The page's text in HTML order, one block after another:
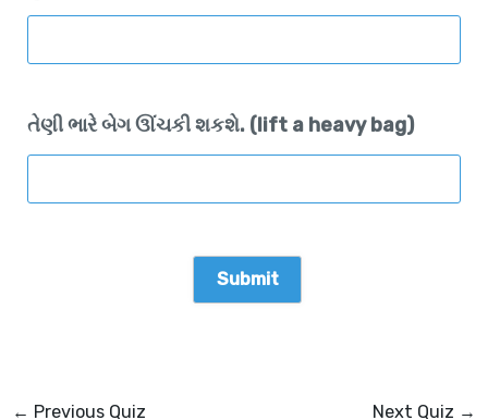
તેણી ભારે બેગ ઊંચકી શકશે. (lift a heavy bag)
← Previous Quiz Next Quiz →